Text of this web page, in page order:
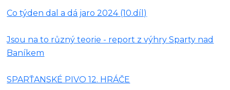
Co týden dal a dá jaro 2024 (10.díl)
Jsou na to různý teorie - report z výhry Sparty nad
Baníkem
SPARŤANSKÉ PIVO 12. HRÁČE